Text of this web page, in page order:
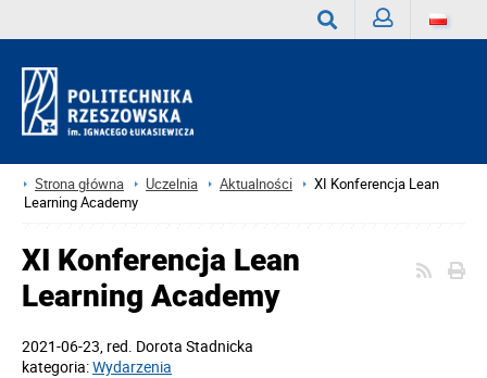
Strona główna Uczelnia Aktualności
XI Konferencja Lean
Learning Academy
XI Konferencja Lean
Learning Academy
2021-06-23, red. Dorota Stadnicka
kategoria:Wydarzenia